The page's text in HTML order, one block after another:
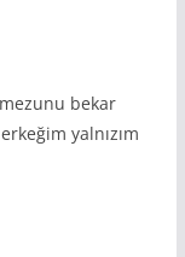
bekar
yalnızım